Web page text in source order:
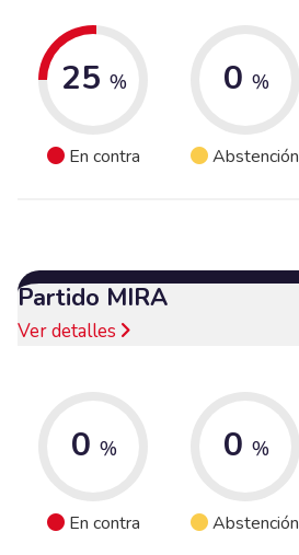
25 %
En contra
0 %
Abstención
Partido MIRA
Ver detalles
0 %
En contra
0 %
Abstención